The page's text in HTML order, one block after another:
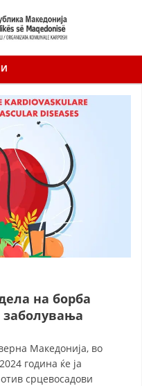
на борба
Македонија, во
година ќе ја
срцевосадови